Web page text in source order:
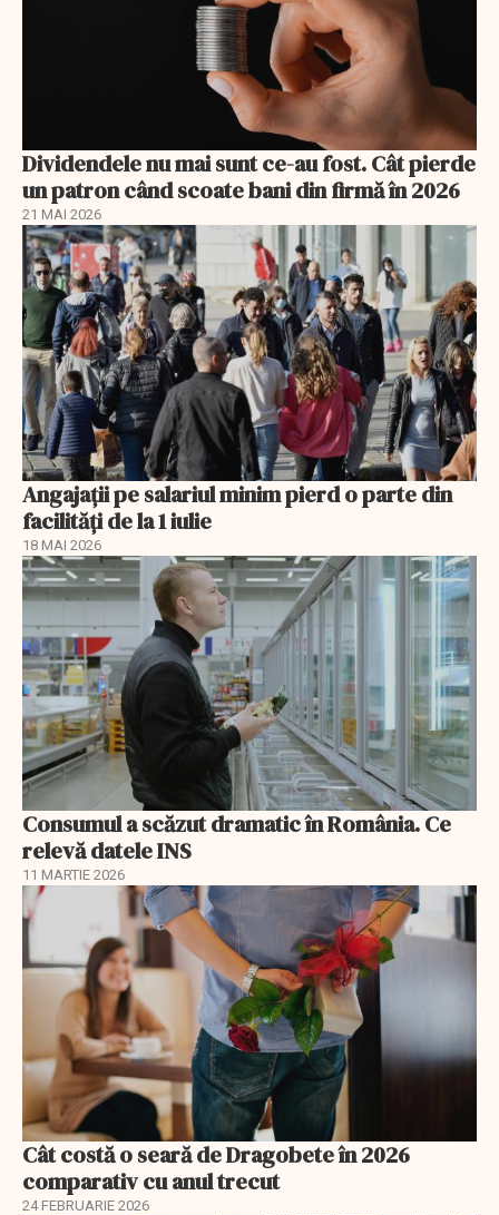
Dividendele nu mai sunt ce-au fost. Cât pierde
un patron când scoate bani din firmă în 2026
21 MAI 2026
Angajații pe salariul minim pierd o parte din
facilități de la 1 iulie
18 MAI 2026
Consumul a scăzut dramatic în România. Ce
relevă datele INS
11 MARTIE 2026
Cât costă o seară de Dragobete în 2026
comparativ cu anul trecut
24 FEBRUARIE 2026